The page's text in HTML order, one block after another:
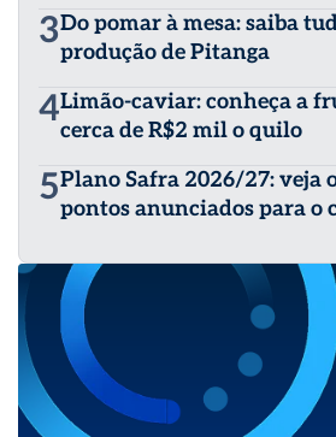
3Do pomar à mesa: saiba
produção de Pitanga
4Limão-caviar: conheça a
cerca de R$2 mil o quilo
5Plano Safra 2026/27: veja
pontos anunciados para o